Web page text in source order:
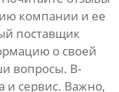
компании и ее
поставщик
о своей
вопросы. В-
и сервис. Важно,